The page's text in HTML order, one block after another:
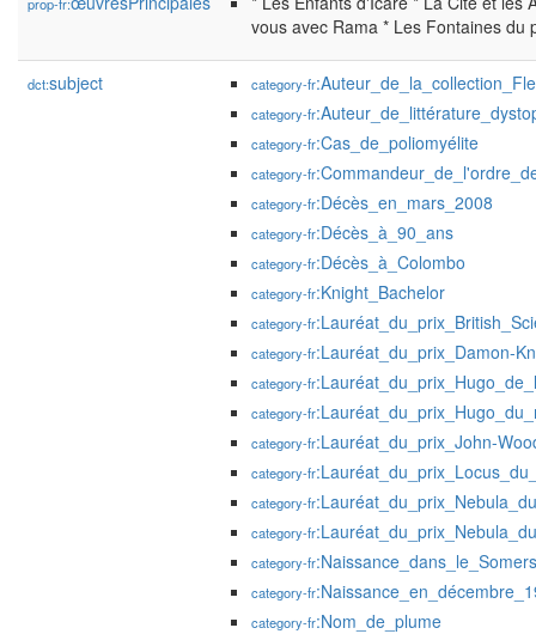
vous avec Rama * Les Fontaines du
dct:subject category-fr
category-fr
category-fr:Cas_de_poliomyélite
category-fr
category-fr:Décès_en_mars_2008
category-fr:Décès_à_90_ans
category-fr:Décès_à_Colombo
category-fr:Knight_Bachelor
category-fr
category-fr:Lauréat_du_prix_Damon-
category-fr
category-fr
category-fr:Lauréat_du_prix_John-
category-fr
category-fr
category-fr
category-fr
category-fr
category-fr:Nom_de_plume